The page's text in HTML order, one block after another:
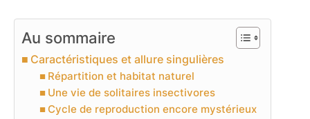
Au sommaire
Caractéristiques et allure singulières
Répartition et habitat naturel
Une vie de solitaires insectivores
Cycle de reproduction encore mystérieux